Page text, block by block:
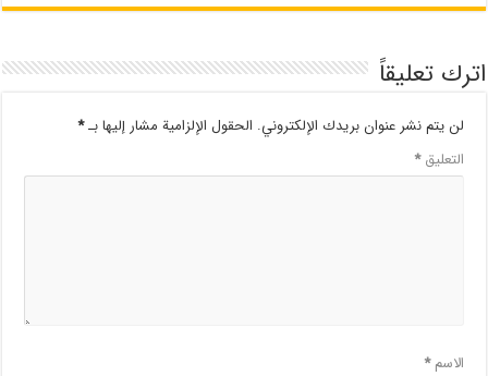
اترك تعليقاً
لن يتم نشر عنوان بريدك الإلكتروني. الحقول الإلزامية مشار إليها بـ*
التعليق*
الاسم*